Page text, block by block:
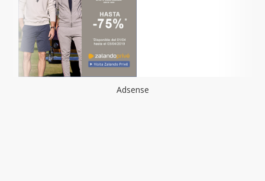
Adsense